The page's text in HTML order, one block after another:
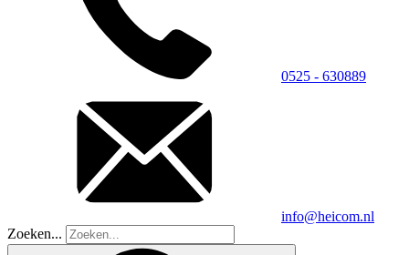
0525 - 630889
info@heicom.nl
Zoeken...